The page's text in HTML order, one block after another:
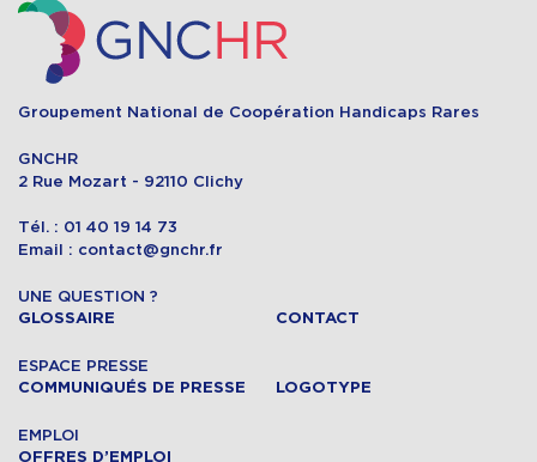
Groupement National de Coopération Handicaps Rares
GNCHR
2 Rue Mozart - 92110 Clichy
Tél. : 01 40 19 14 73
Email : contact@gnchr.fr
UNE QUESTION ?
GLOSSAIRE CONTACT
ESPACE PRESSE
COMMUNIQUÉS DE PRESSE LOGOTYPE
EMPLOI
OFFRES D’EMPLOI